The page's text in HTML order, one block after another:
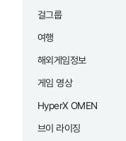
걸그룹
여행
해외게임정보
게임 영상
HyperX OMEN
브이 라이징
온거 10추 하니 올리자
저격했습니다!
삼색화채 찐1등 떳냐 ㅅㅅㅅ
추암해수욕장
이쁜곳이 많은것 같습니다
가 압박, 메인보드값 오르나